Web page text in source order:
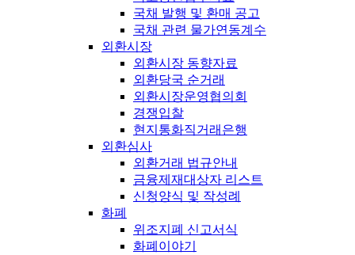
국채 발행 및 환매 공고
국채 관련 물가연동계수
외환시장
외환시장 동향자료
외환당국 순거래
외환시장운영협의회
경쟁입찰
현지통화직거래은행
외환심사
외환거래 법규안내
금융제재대상자 리스트
신청양식 및 작성례
화폐
위조지폐 신고서식
화폐이야기